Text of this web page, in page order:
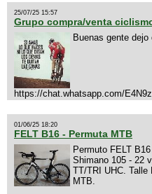
25/07/25 15:57
Grupo compra/venta
Buenas gente
https://chat.whatsapp.com/
01/06/25 18:20
FELT B16 - Permuta MTB
Permuto FELT
Shimano 105 - 22
TT/TRI UHC. Talle
MTB.